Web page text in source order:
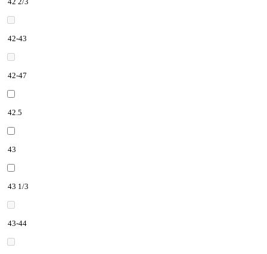
42-43
42-47
42.5
43
43 1/3
43-44